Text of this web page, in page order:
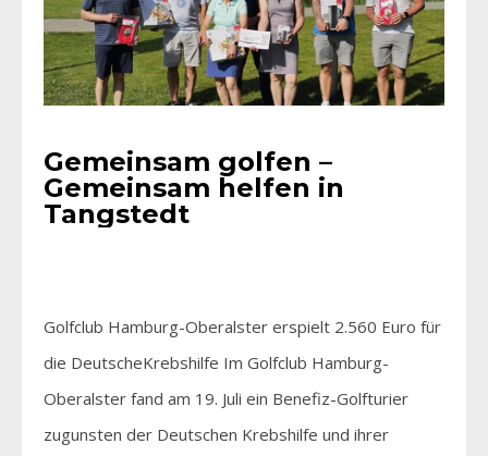
Gemeinsam golfen –
Gemeinsam helfen in
Tangstedt
Golfclub Hamburg-Oberalster erspielt 2.560 Euro für
die DeutscheKrebshilfe Im Golfclub Hamburg-
Oberalster fand am 19. Juli ein Benefiz-Golfturier
zugunsten der Deutschen Krebshilfe und ihrer